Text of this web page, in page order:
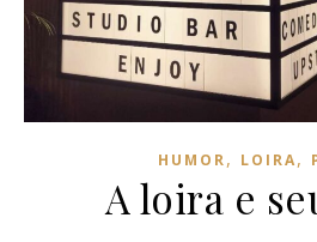
HUMOR, LOIRA,
A loira e